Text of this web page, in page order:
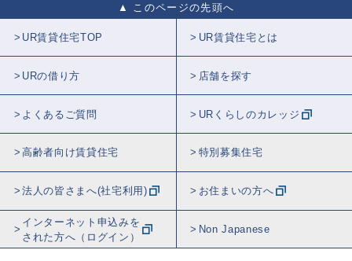
このページの先頭へ
UR賃貸住宅TOP UR賃貸住宅とは
URの借り方 店舗を探す
よくあるご質問 URくらしのカレッジ
高齢者向け賃貸住宅 特別募集住宅
法人の皆さまへ(社宅利用) お住まいの方へ
インターネット申込みを
された方へ（ログイン）
Non Japanese